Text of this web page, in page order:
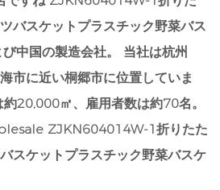
バスケットプラスチック野菜バス
中国の製造会社。 当社は杭州
市に近い桐郷市に位置していま
20,000㎡、雇用者数は約70名。
ZJKN604014W-1折りたた
スケットプラスチック野菜バスケ